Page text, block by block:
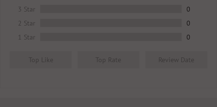
3 Star
0
2 Star
0
1 Star
0
Top Like Top Rate Review Date